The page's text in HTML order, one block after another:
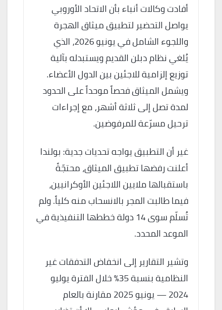
أفادت وكالات أنباء بأن الاتحاد الأوروبي
يواصل التحضير لتطبيق ميثاق الهجرة
واللجوء الشامل في يونيو 2026، الذي
يُلغي نظام دبلن القديم ويستبدله بآلية
توزيع إلزامية للاجئين بين الدول الأعضاء.
ويشمل الميثاق فحصاً موحداً على الحدود
لمدة تصل إلى ثلاثة أشهر، مع إجراءات
ترحيل مسرّعة للمرفوضين.
غير أن التطبيق يواجه تحديات جدية: بولندا
أعلنت رفضها تطبيق الميثاق، محتجّةً
باستقبالها ملايين اللاجئين الأوكرانيين،
فيما طالبت المجر بالانسحاب منه كلياً. ولم
تُسلّم سوى 14 دولة خططها التنفيذية في
الموعد المحدد.
وتشير التقارير إلى انخفاض التدفقات غير
النظامية بنسبة 35% خلال الفترة يوليو
2024 — يونيو 2025 مقارنة بالعام